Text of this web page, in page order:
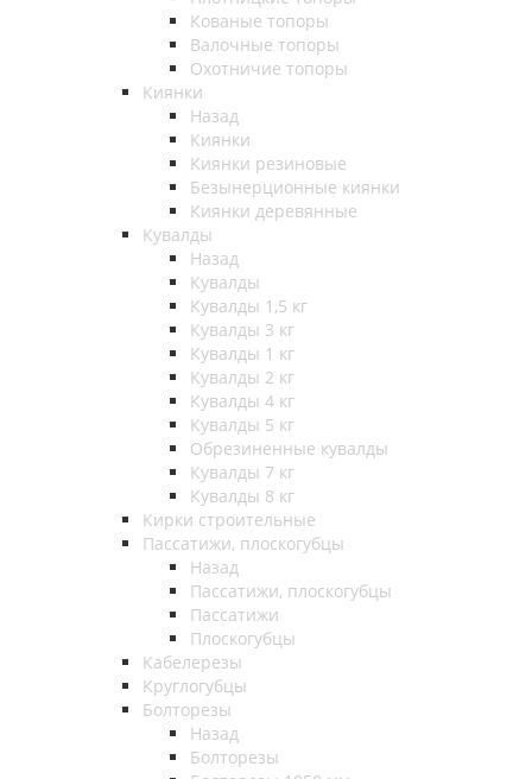
Кованые топоры
Валочные топоры
Охотничие топоры
Киянки
Назад
Киянки
Киянки резиновые
Безынерционные киянки
Киянки деревянные
Кувалды
Назад
Кувалды
Кувалды 1,5 кг
Кувалды 3 кг
Кувалды 1 кг
Кувалды 2 кг
Кувалды 4 кг
Кувалды 5 кг
Обрезиненные кувалды
Кувалды 7 кг
Кувалды 8 кг
Кирки строительные
Пассатижи, плоскогубцы
Назад
Пассатижи, плоскогубцы
Пассатижи
Плоскогубцы
Кабелерезы
Круглогубцы
Болторезы
Назад
Болторезы